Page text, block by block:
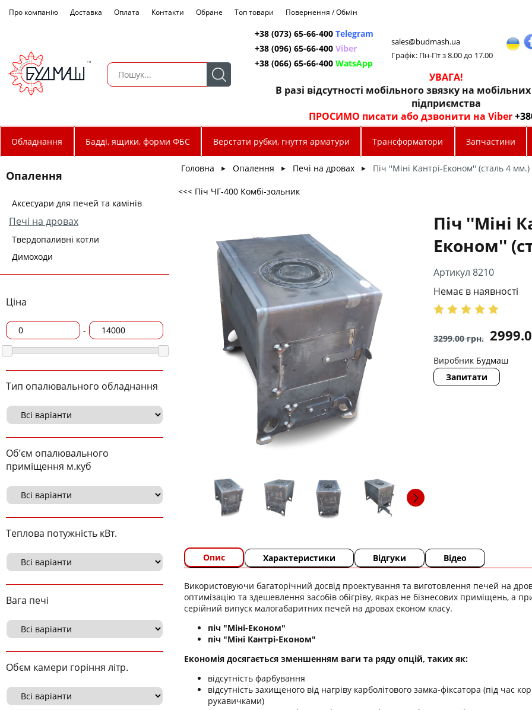
Про компанію Доставка Оплата Контакти Обране Топ товари Повернення / Обмін
+38 (073) 65-66-400 Telegram
+38 (096) 65-66-400 Viber
+38 (066) 65-66-400 WatsApp
sales@budmash.ua
Графік: Пн-Пт з 8.00 до 17.00
УВАГА!
В разі відсутності мобільного звязку на
підприємства
ПРОСИМО писати або дзвонити на Viber
Обладнання Бадді, ящики, форми ФБС Верстати рубки, гнуття арматури Трансформатори Запчастини
Опалення
Аксесуари для печей та камінів
Печі на дровах
Твердопаливні котли
Димоходи
Ціна
-
Тип опалювального обладнання
Об’єм опалювального
приміщення м.куб
Теплова потужність кВт.
Вага печі
Обєм камери горіння літр.
Головна ► Опалення ► Печі на дровах ► Піч ''Міні Кантрі-Економ'' (сталь 4 мм.)
<<< Піч ЧГ-400 Комбі-зольник
Піч ''Міні
Економ''
Артикул 8210
Немає в наявності
3299.00грн.
Виробник Будмаш
Запитати
Опис Характеристики Відгуки Відео
Використовуючи багаторічний досвід проектування та виготовлення печей на
оптимізацію та здешевлення засобів обігріву, якраз не бізнесових приміщень,
серійний випуск малогабаритних печей на дровах економ класу.
піч "Міні-Економ"
піч "Міні Кантрі-Економ"
Економія досягається зменшенням ваги та ряду опцій, таких як:
відсутність фарбування
відсутність захищеного від нагріву карболітового замка-фіксатора (під час
рукавичками)